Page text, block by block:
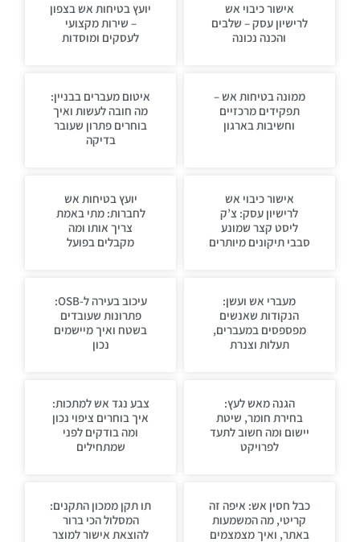
אישור כיבוי אש
לרישיון עסק – שלבים
והכנה נכונה
יועץ בטיחות אש בצפון
– שירות מקצועי
לעסקים ומוסדות
ממונה בטיחות אש –
תפקידים מרכזיים
וחשיבות בארגון
איטום מעברים בבניין:
מה חובה לעשות ואיך
בוחרים פתרון שעובר
בדיקה
אישור כיבוי אש
לרישיון עסק: צ’ק
ליסט קצר שמונע
סבבי תיקונים מיותרים
יועץ בטיחות אש
לחברות: מתי באמת
צריך אותו ומה
מקבלים בפועל
מעברי אש ועשן:
הנקודות שאנשים
מפספסים במעברים,
תעלות וצנרת
עיכוב בעירה ל-OSB:
פתרונות שעובדים
בשטח ואיך מיישמים
נכון
הגנה מאש לעץ:
בחירת חומר, שיטת
יישום ומה חשוב לתעד
לפרויקט
צבע נגד אש למתכות:
איך בוחרים ציפוי נכון
ומה בודקים לפני
שמתחילים
כבל חסין אש: איפה זה
קריטי, מה המשמעות
באתר, ואיך מצמצמים
תו תקן ממכון התקנים:
המסלול הכי ברור
להוצאת אישור למוצר